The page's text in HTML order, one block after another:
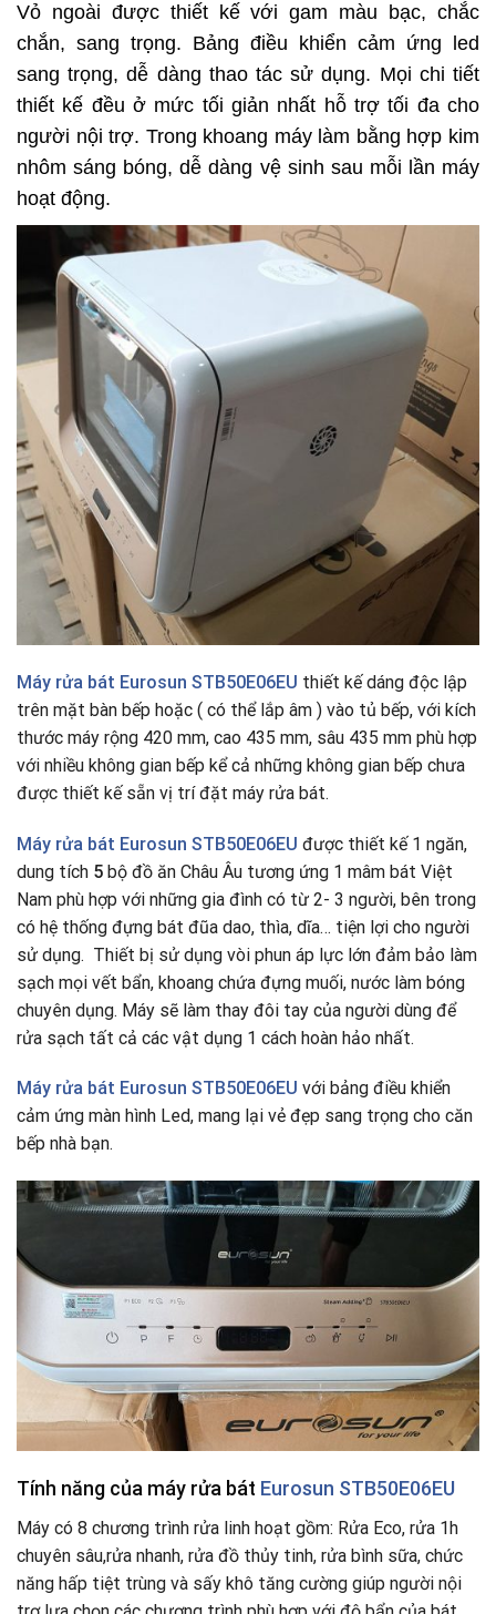
Vỏ ngoài được thiết kế với gam màu bạc, chắc
chắn, sang trọng. Bảng điều khiển cảm ứng led
sang trọng, dễ dàng thao tác sử dụng. Mọi chi tiết
thiết kế đều ở mức tối giản nhất hỗ trợ tối đa cho
người nội trợ. Trong khoang máy làm bằng hợp kim
nhôm sáng bóng, dễ dàng vệ sinh sau mỗi lần máy
hoạt động.
Máy rửa bát Eurosun STB50E06EU thiết kế dáng độc lập
trên mặt bàn bếp hoặc ( có thể lắp âm ) vào tủ bếp, với kích
thước máy rộng 420 mm, cao 435 mm, sâu 435 mm phù hợp
với nhiều không gian bếp kể cả những không gian bếp chưa
được thiết kế sẵn vị trí đặt máy rửa bát.
Máy rửa bát Eurosun STB50E06EU được thiết kế 1 ngăn,
dung tích 5 bộ đồ ăn Châu Âu tương ứng 1 mâm bát Việt
Nam phù hợp với những gia đình có từ 2- 3 người, bên trong
có hệ thống đựng bát đũa dao, thìa, dĩa… tiện lợi cho người
sử dụng. Thiết bị sử dụng vòi phun áp lực lớn đảm bảo làm
sạch mọi vết bẩn, khoang chứa đựng muối, nước làm bóng
chuyên dụng. Máy sẽ làm thay đôi tay của người dùng để
rửa sạch tất cả các vật dụng 1 cách hoàn hảo nhất.
Máy rửa bát Eurosun STB50E06EU với bảng điều khiển
cảm ứng màn hình Led, mang lại vẻ đẹp sang trọng cho căn
bếp nhà bạn.
Tính năng của máy rửa bát Eurosun STB50E06EU
Máy có 8 chương trình rửa linh hoạt gồm: Rửa Eco, rửa 1h
chuyên sâu,rửa nhanh, rửa đồ thủy tinh, rửa bình sữa, chức
năng hấp tiệt trùng và sấy khô tăng cường giúp người nội